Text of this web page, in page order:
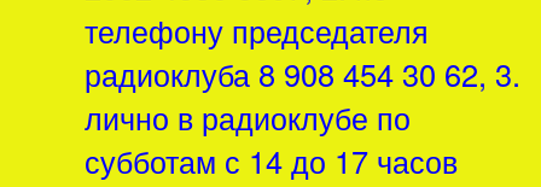
телефону председателя
радиоклуба 8 908 454 30 62, 3.
лично в радиоклубе по
субботам с 14 до 17 часов